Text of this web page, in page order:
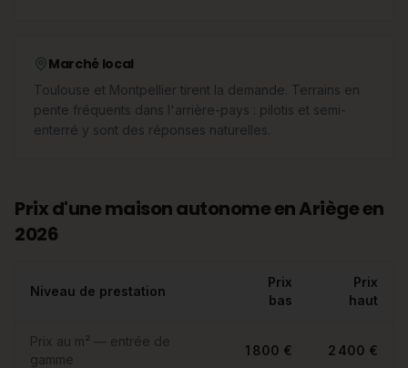
Marché local
Toulouse et Montpellier tirent la demande. Terrains en
pente fréquents dans l'arrière-pays : pilotis et semi-
enterré y sont des réponses naturelles.
Prix d'une maison autonome en Ariège en
2026
Niveau de prestation
Prix
bas
Prix
haut
Prix au m² — entrée de
gamme
1 800 € 2 400 €